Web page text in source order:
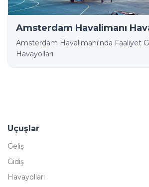
Amsterdam Havalimanı
Amsterdam Havalimanı'nda Faaliyet
Havayolları
Uçuşlar
Geliş
Gidiş
Havayolları